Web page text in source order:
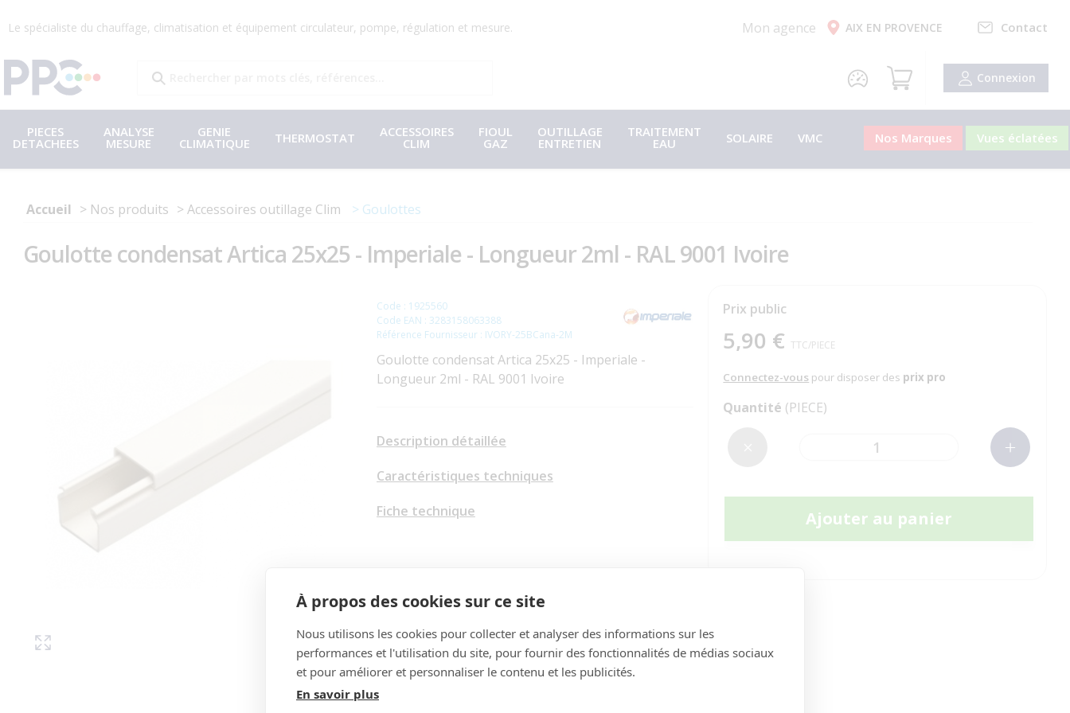
Le spécialiste du chauffage, climatisation et équipement circulateur, pompe, régulation et mesure. Mon agence AIX EN PROVENCE Contact
Connexion
PIECES
DETACHEES
ANALYSE
MESURE
GENIE
CLIMATIQUE THERMOSTAT ACCESSOIRES
CLIM
FIOUL
GAZ
OUTILLAGE
ENTRETIEN
TRAITEMENT
EAU SOLAIRE VMC Nos Marques Vues éclatées
Accueil Nos produits Accessoires outillage Clim Goulottes
Goulotte condensat Artica 25x25 - Imperiale - Longueur 2ml - RAL 9001 Ivoire
Code : 1925560
Code EAN : 3283158063388
Référence Fournisseur : IVORY-25BCana-2M
Goulotte condensat Artica 25x25 - Imperiale -
Longueur 2ml - RAL 9001 Ivoire
Description détaillée
Caractéristiques techniques
Fiche technique
Prix public
5,90 € TTC/PIECE
Connectez-vous pour disposer des prix pro
Quantité (PIECE)
Ajouter au panier
À propos des cookies sur ce site
Nous utilisons les cookies pour collecter et analyser des informations sur les
performances et l'utilisation du site, pour fournir des fonctionnalités de médias sociaux
et pour améliorer et personnaliser le contenu et les publicités.
En savoir plus